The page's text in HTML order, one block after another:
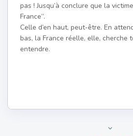
pas ! Jusqu’à conclure que la
France”.
Celle d’en haut, peut-être. En
bas, la France réelle, elle, cherche
entendre.